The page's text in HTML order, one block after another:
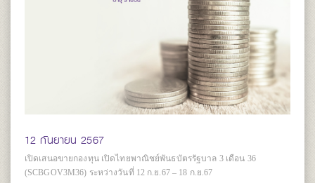
12 กันยายน 2567
เปิดเสนอขายกองทุน เปิดไทยพาณิชย์พันธบัตรรัฐบาล 3 เดือน 36
(SCBGOV3M36) ระหว่างวันที่ 12 ก.ย.67 – 18 ก.ย.67